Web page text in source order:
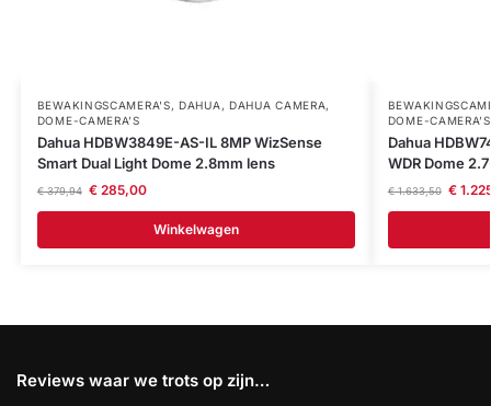
BEWAKINGSCAMERA'S,DAHUA , DAHUA CAMERA,
DOME-CAMERA’S
Dahua HDBW3849E-AS-IL 8MP WizSense
Smart Dual Light Dome 2.8mm lens
€379,94 €285,00
Winkelwagen
DOME-CAMERA’S
Dahua
WDR Dome
€1.633,50 €
Reviews waar we trots op zijn…